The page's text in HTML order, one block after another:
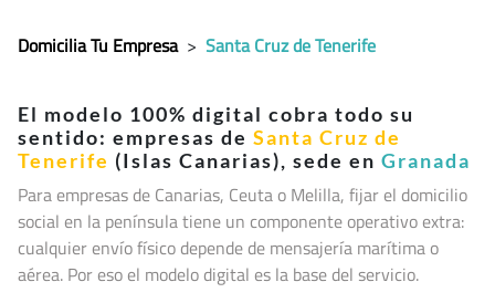
Domicilia Tu Empresa > Santa Cruz de Tenerife
El modelo 100% digital cobra todo su
sentido: empresas de Santa Cruz de
Tenerife (Islas Canarias), sede en Granada
Para empresas de Canarias, Ceuta o Melilla, fijar el domicilio
social en la península tiene un componente operativo extra:
cualquier envío físico depende de mensajería marítima o
aérea. Por eso el modelo digital es la base del servicio.